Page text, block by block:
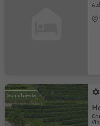
Su richiesta